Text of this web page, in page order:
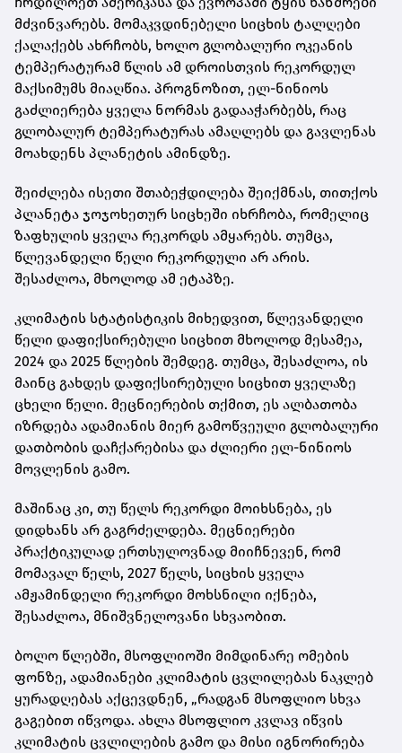
მძვინვარებს. მომაკვდინებელი სიცხის ტალღები
ქალაქებს ახრჩობს, ხოლო გლობალური ოკეანის
ტემპერატურამ წლის ამ დროისთვის რეკორდულ
მაქსიმუმს მიაღწია. პროგნოზით, ელ-ნინიოს
გაძლიერება ყველა ნორმას გადააჭარბებს, რაც
გლობალურ ტემპერატურას ამაღლებს და გავლენას
მოახდენს პლანეტის ამინდზე.
შეიძლება ისეთი შთაბეჭდილება შეიქმნას, თითქოს
პლანეტა ჯოჯოხეთურ სიცხეში იხრჩობა, რომელიც
ზაფხულის ყველა რეკორდს ამყარებს. თუმცა,
წლევანდელი წელი რეკორდული არ არის.
შესაძლოა, მხოლოდ ამ ეტაპზე.
კლიმატის სტატისტიკის მიხედვით, წლევანდელი
წელი დაფიქსირებული სიცხით მხოლოდ მესამეა,
2024 და 2025 წლების შემდეგ. თუმცა, შესაძლოა, ის
მაინც გახდეს დაფიქსირებული სიცხით ყველაზე
ცხელი წელი. მეცნიერების თქმით, ეს ალბათობა
იზრდება ადამიანის მიერ გამოწვეული გლობალური
დათბობის დაჩქარებისა და ძლიერი ელ-ნინიოს
მოვლენის გამო.
მაშინაც კი, თუ წელს რეკორდი მოიხსნება, ეს
დიდხანს არ გაგრძელდება. მეცნიერები
პრაქტიკულად ერთსულოვნად მიიჩნევენ, რომ
მომავალ წელს, 2027 წელს, სიცხის ყველა
ამჟამინდელი რეკორდი მოხსნილი იქნება,
შესაძლოა, მნიშვნელოვანი სხვაობით.
ბოლო წლებში, მსოფლიოში მიმდინარე ომების
ფონზე, ადამიანები კლიმატის ცვლილებას ნაკლებ
ყურადღებას აქცევდნენ, „რადგან მსოფლიო სხვა
გაგებით იწვოდა. ახლა მსოფლიო კვლავ იწვის
კლიმატის ცვლილების გამო და მისი იგნორირება